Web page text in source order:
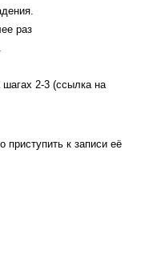
раз
2-3 (ссылка на
приступить к записи её